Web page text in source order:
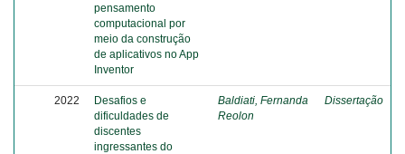
pensamento
computacional por
meio da construção
de aplicativos no App
Inventor
2022
Desafios e
dificuldades de
discentes
ingressantes do
Baldiati, Fernanda
Reolon
Dissertação